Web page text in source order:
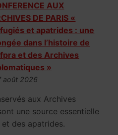
AUX
DE PARIS «
et apatrides : une
dans l’histoire de
et des Archives
»
août 2026
aux Archives
une source essentielle
des apatrides.